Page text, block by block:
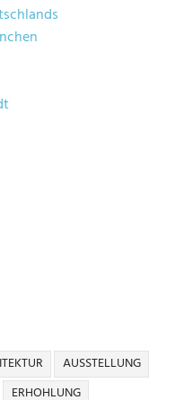
AUSSTELLUNG
ERHOHLUNG